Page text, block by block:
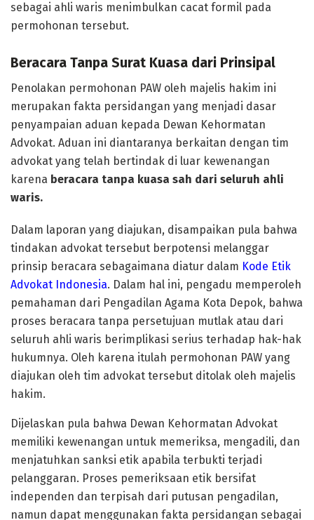
sebagai ahli waris menimbulkan cacat formil pada
permohonan tersebut.
Beracara Tanpa Surat Kuasa dari Prinsipal
Penolakan permohonan PAW oleh majelis hakim ini
merupakan fakta persidangan yang menjadi dasar
penyampaian aduan kepada Dewan Kehormatan
Advokat. Aduan ini diantaranya berkaitan dengan tim
advokat yang telah bertindak di luar kewenangan
karena beracara tanpa kuasa sah dari seluruh ahli
waris.
Dalam laporan yang diajukan, disampaikan pula bahwa
tindakan advokat tersebut berpotensi melanggar
prinsip beracara sebagaimana diatur dalam Kode Etik
Advokat Indonesia. Dalam hal ini, pengadu memperoleh
pemahaman dari Pengadilan Agama Kota Depok, bahwa
proses beracara tanpa persetujuan mutlak atau dari
seluruh ahli waris berimplikasi serius terhadap hak-hak
hukumnya. Oleh karena itulah permohonan PAW yang
diajukan oleh tim advokat tersebut ditolak oleh majelis
hakim.
Dijelaskan pula bahwa Dewan Kehormatan Advokat
memiliki kewenangan untuk memeriksa, mengadili, dan
menjatuhkan sanksi etik apabila terbukti terjadi
pelanggaran. Proses pemeriksaan etik bersifat
independen dan terpisah dari putusan pengadilan,
namun dapat menggunakan fakta persidangan sebagai